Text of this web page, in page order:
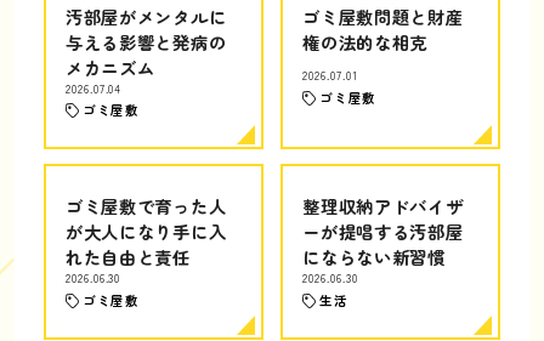
汚部屋がメンタルに
与える影響と発病の
メカニズム
2026.07.04
ゴミ屋敷
ゴミ屋敷問題と財産
権の法的な相克
2026.07.01
ゴミ屋敷
ゴミ屋敷で育った人
が大人になり手に入
れた自由と責任
2026.06.30
ゴミ屋敷
整理収納アドバイザ
ーが提唱する汚部屋
にならない新習慣
2026.06.30
生活